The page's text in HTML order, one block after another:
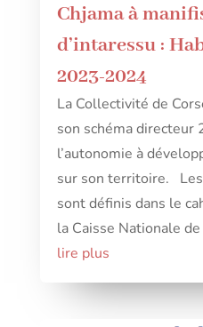
Chjama à
d’intaressu :
2023-2024
La Collectivité de
son schéma directeur
l’autonomie à
sur son territoire.
sont définis dans le
la Caisse Nationale
lire plus